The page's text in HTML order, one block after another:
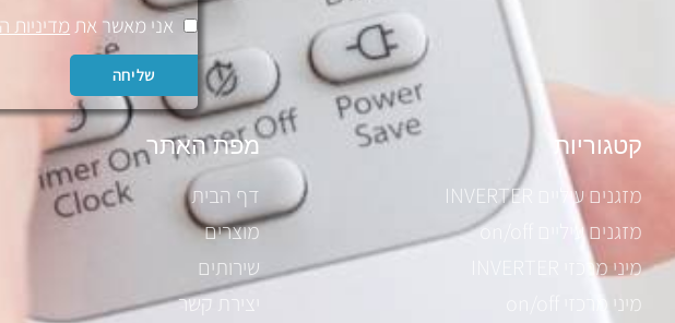
אני מאשר את מדיניות
שליחה
קטגוריות
מזגנים עיליים INVERTER
מזגנים עיליים on/off
מיני מרכזי INVERTER
מיני מרכזי on/off
מפת האתר
דף הבית
מוצרים
שירותים
יצירת קשר